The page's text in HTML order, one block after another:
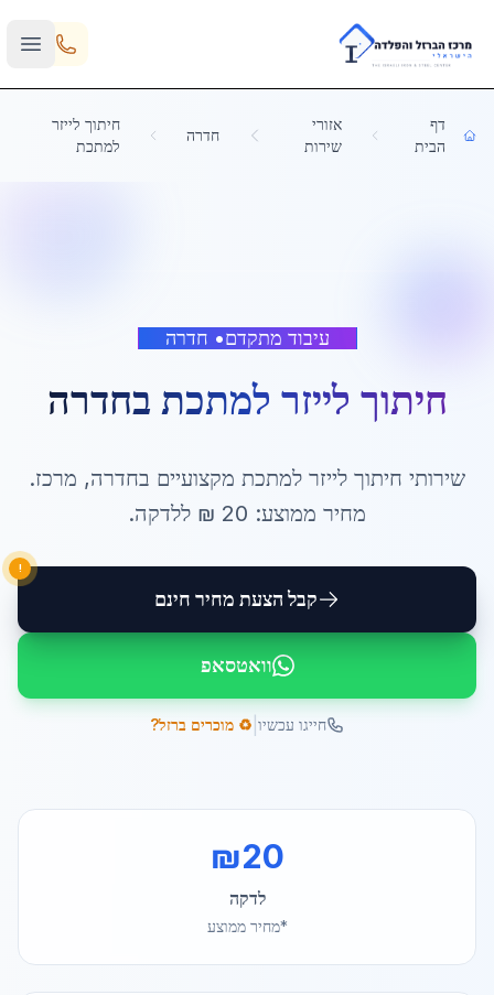
Skip to main content
דף
הבית
אזורי
שירות
חדרה
חיתוך לייזר
למתכת
עיבוד מתקדם• חדרה
חיתוך לייזר למתכת בחדרה
שירותי חיתוך לייזר למתכת מקצועיים בחדרה, מרכז.
מחיר ממוצע: 20 ₪ ללדקה.
קבל הצעת מחיר חינם
!
וואטסאפ
חייגו עכשיו ♻️ מוכרים ברזל?
₪20
לדקה
*מחיר ממוצע